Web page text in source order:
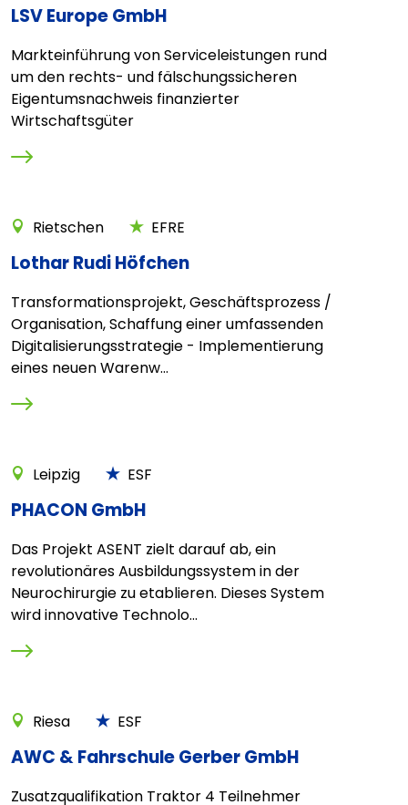
LSV Europe GmbH
Markteinführung von Serviceleistungen rund
um den rechts- und fälschungssicheren
Eigentumsnachweis finanzierter
Wirtschaftsgüter
Rietschen EFRE
Lothar Rudi Höfchen
Transformationsprojekt, Geschäftsprozess /
Organisation, Schaffung einer umfassenden
Digitalisierungsstrategie - Implementierung
eines neuen Warenw...
Leipzig ESF
PHACON GmbH
Das Projekt ASENT zielt darauf ab, ein
revolutionäres Ausbildungssystem in der
Neurochirurgie zu etablieren. Dieses System
wird innovative Technolo...
Riesa ESF
AWC & Fahrschule Gerber GmbH
Zusatzqualifikation Traktor 4 Teilnehmer